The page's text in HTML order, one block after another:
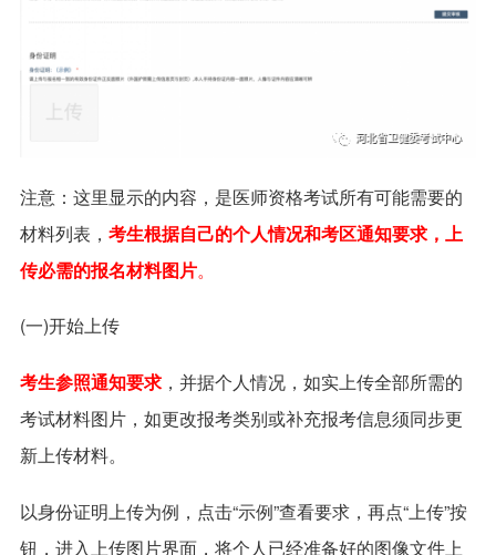
注意：这里显示的内容，是医师资格考试所有可能需要的
材料列表， 考生根据自己的个人情况和考区通知要求，上
传必需的报名材料图片。
(一)开始上传
考生参照通知要求，并据个人情况，如实上传全部所需的
考试材料图片，如更改报考类别或补充报考信息须同步更
新上传材料。
以身份证明上传为例，点击“示例”查看要求，再点“上传”按
钮，进入上传图片界面，将个人已经准备好的图像文件上